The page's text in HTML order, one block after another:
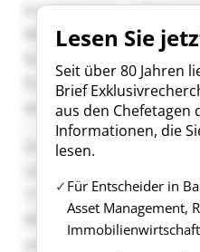
Lesen Sie
Seit über 80 Jahren
Brief
aus den Chefetagen
Informationen, die
lesen.
Für Entscheider in
Asset Management,
Immobilienwirtschaft